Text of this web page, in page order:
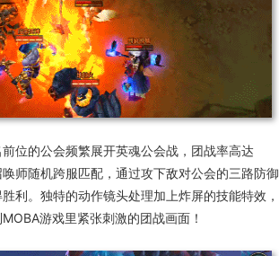
位的公会频繁展开英魂公会战，团战率高达
师随机跨服匹配，通过攻下敌对公会的三路防御
利。独特的动作镜头处理加上炸屏的技能特效，
游戏里紧张刺激的团战画面！